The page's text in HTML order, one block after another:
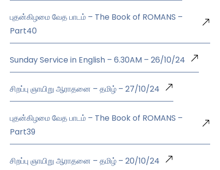
புதன்கிழமை வேத பாடம் – The Book of ROMANS –
Part40
Sunday Service in English – 6.30AM – 26/10/24
சிறப்பு ஞாயிறு ஆராதனை – தமிழ் – 27/10/24
புதன்கிழமை வேத பாடம் – The Book of ROMANS –
Part39
சிறப்பு ஞாயிறு ஆராதனை – தமிழ் – 20/10/24